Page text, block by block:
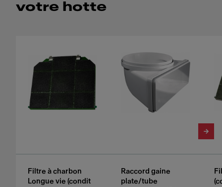
votre hotte
Filtre à charbon
Longue vie (condit
Raccord gaine
plate/tube